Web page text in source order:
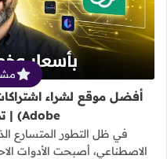
Adobe) | تجربة GamsGo
في ظل التطور المتسارع